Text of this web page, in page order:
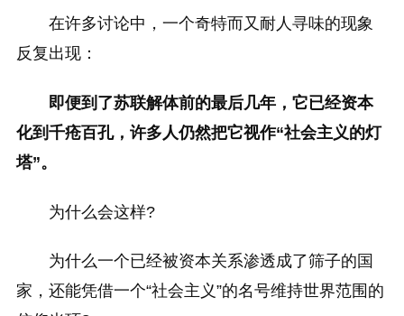
在许多讨论中，一个奇特而又耐人寻味的现象
反复出现：
即便到了苏联解体前的最后几年，它已经资本
化到千疮百孔，许多人仍然把它视作“社会主义的灯
塔”。
为什么会这样?
为什么一个已经被资本关系渗透成了筛子的国
家，还能凭借一个“社会主义”的名号维持世界范围的